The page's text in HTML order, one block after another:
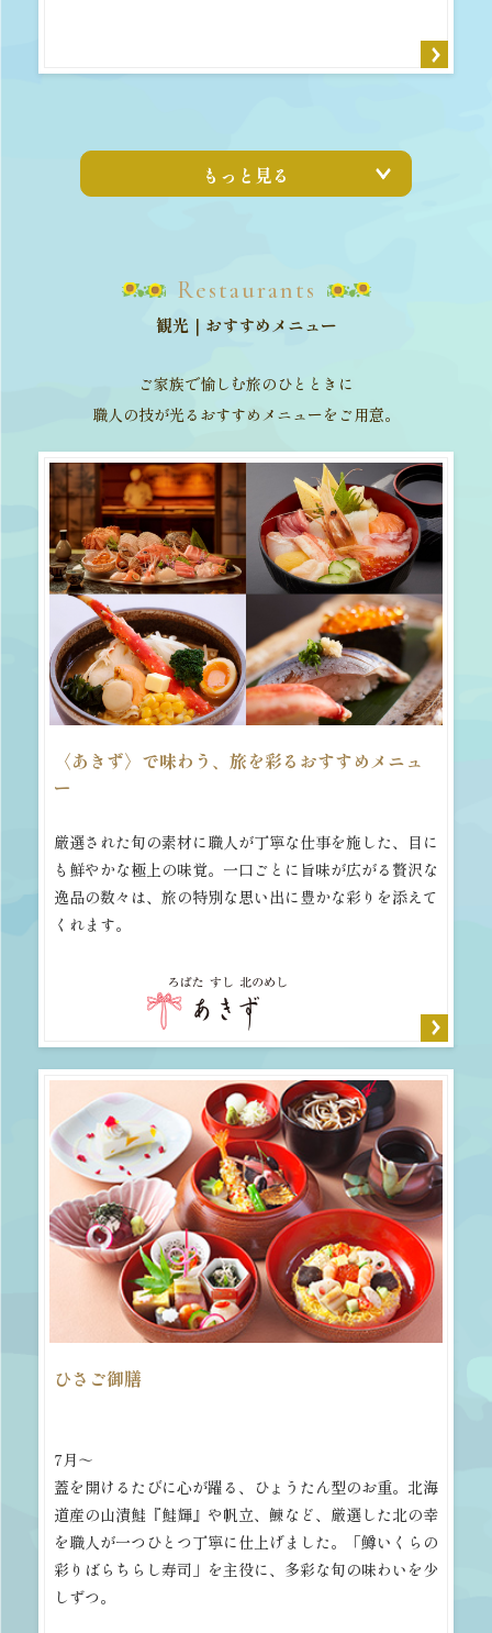
もっと見る
Restaurants
観光｜おすすめメニュー
ご家族で愉しむ旅のひとときに
職人の技が光るおすすめメニューをご用意。
〈あきず〉で味わう、旅を彩るおすすめメニュ
ー
厳選された旬の素材に職人が丁寧な仕事を施した、目に
も鮮やかな極上の味覚。一口ごとに旨味が広がる贅沢な
逸品の数々は、旅の特別な思い出に豊かな彩りを添えて
くれます。
ひさご御膳
7月～
蓋を開けるたびに心が躍る、ひょうたん型のお重。北海
道産の山漬鮭『鮭輝』や帆立、鰊など、厳選した北の幸
を職人が一つひとつ丁寧に仕上げました。「鱒いくらの
彩りばらちらし寿司」を主役に、多彩な旬の味わいを少
しずつ。